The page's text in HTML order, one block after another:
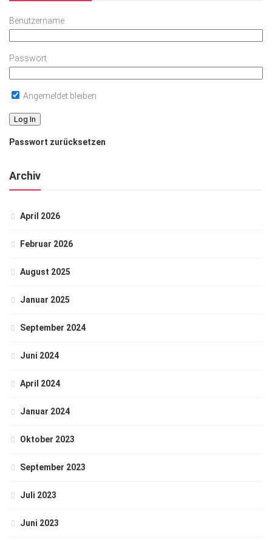
Benutzername
Passwort
Angemeldet bleiben
Passwort zurücksetzen
Archiv
April 2026
Februar 2026
August 2025
Januar 2025
September 2024
Juni 2024
April 2024
Januar 2024
Oktober 2023
September 2023
Juli 2023
Juni 2023